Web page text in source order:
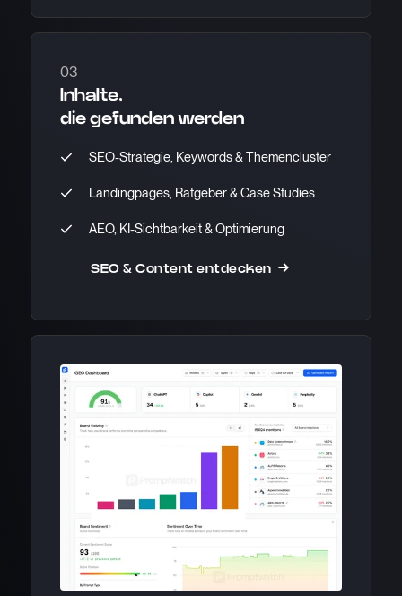
03
Inhalte,
die gefunden werden
SEO-Strategie, Keywords & Themencluster
Landingpages, Ratgeber & Case Studies
AEO, KI-Sichtbarkeit & Optimierung
SEO & Content entdecken →